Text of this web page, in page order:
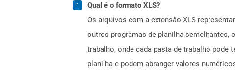
Qual é o formato XLS?
Os arquivos com a extensão XLS
outros programas de planilha semelhantes,
trabalho, onde cada pasta de trabalho pode
planilha e podem abranger valores